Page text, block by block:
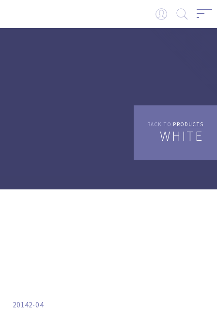
BACK TO PRODUCTS
WHITE
20142-04